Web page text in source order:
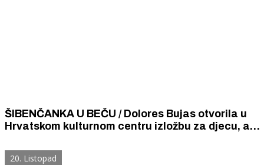
ŠIBENČANKA U BEČU / Dolores Bujas otvorila u
Hrvatskom kulturnom centru izložbu za djecu, a
20. Listopad